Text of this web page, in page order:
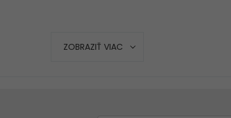
Ružová kabelka
ZOBRAZIŤ VIAC